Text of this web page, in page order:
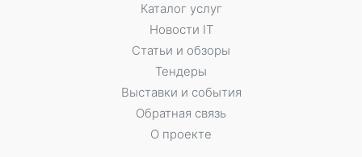
Каталог услуг
Новости IT
Статьи и обзоры
Тендеры
Выставки и события
Обратная связь
О проекте